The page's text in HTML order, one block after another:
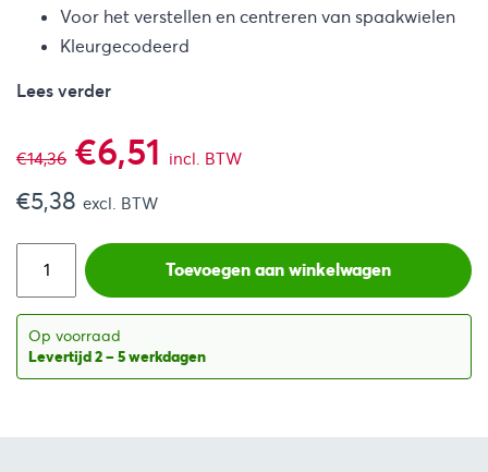
Voor het verstellen en centreren van spaakwielen
Kleurgecodeerd
Lees verder
€14,36 Oorspronkelijke
prijs
was:
€14,36.
€6,51 Huidige
is:
€6,51.
incl. BTW
€5,38 excl. BTW
Toevoegen aan winkelwagen
Op voorraad
Levertijd 2 – 5 werkdagen